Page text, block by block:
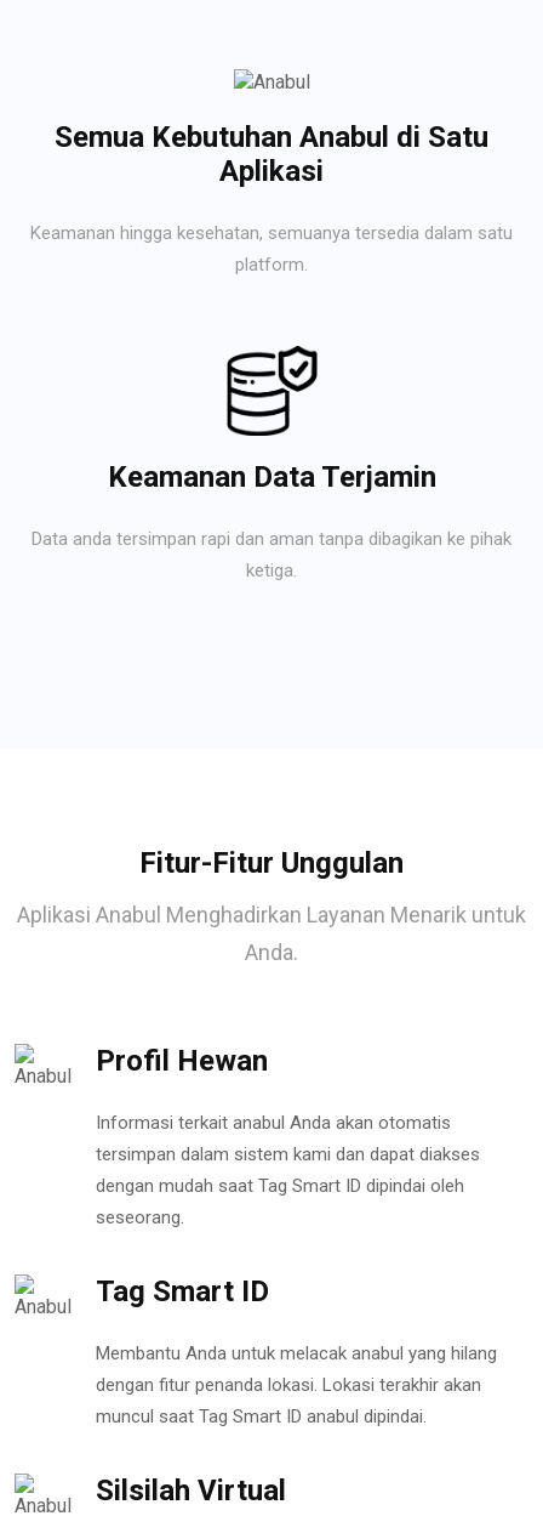
Semua Kebutuhan Anabul di Satu
Aplikasi
Keamanan hingga kesehatan, semuanya tersedia dalam satu
platform.
Keamanan Data Terjamin
Data anda tersimpan rapi dan aman tanpa dibagikan ke pihak
ketiga.
Fitur-Fitur Unggulan
Aplikasi Anabul Menghadirkan Layanan Menarik untuk
Anda.
Profil Hewan
Informasi terkait anabul Anda akan otomatis
tersimpan dalam sistem kami dan dapat diakses
dengan mudah saat Tag Smart ID dipindai oleh
seseorang.
Tag Smart ID
Membantu Anda untuk melacak anabul yang hilang
dengan fitur penanda lokasi. Lokasi terakhir akan
muncul saat Tag Smart ID anabul dipindai.
Silsilah Virtual